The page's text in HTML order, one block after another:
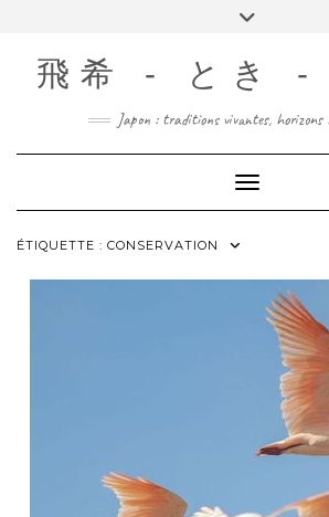
content飛希 - とき -
Japon : traditions vivantes, horizons
Toggle
ÉTIQUETTE : CONSERVATION